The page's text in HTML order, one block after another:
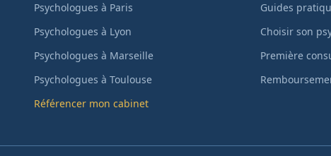
Psychologues à Paris
Psychologues à Lyon
Psychologues à Marseille
Psychologues à Toulouse
Référencer mon cabinet
Guides
Choisir son
Première